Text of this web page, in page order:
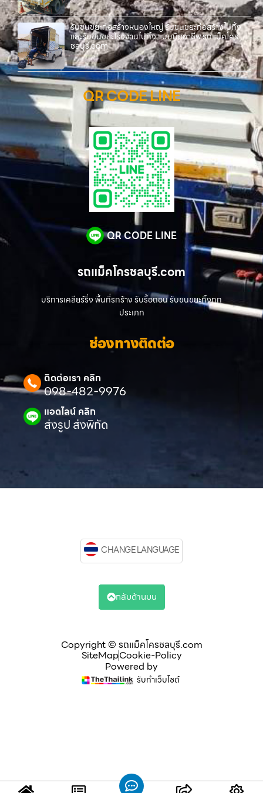
รับขนขยะก่อสร้างหนองใหญ่ รับขนขยะก่อสร้างไปทิ้ง
และรับขนขยะโรงงานไปทิ้ง แบบมืออาชีพ รถแม็คโคร
ชลบุรี.com
QR CODE LINE
QR CODE LINE
รถแม็คโครชลบุรี.com
บริการเคลียร์ริ่ง พื้นที่รกร้าง รับรื้อถอน รับขนขยะทิ้งทุก
ประเภท
ช่องทางติดต่อ
ติดต่อเรา คลิก
098-482-9976
แอดไลน์ คลิก
ส่งรูป ส่งพิกัด
Copyright © รถแม็คโครชลบุรี.com
SiteMapCookie-Policy
Powered by
รับทำเว็บไซต์
CHANGE LANGUAGE
กลับด้านบน